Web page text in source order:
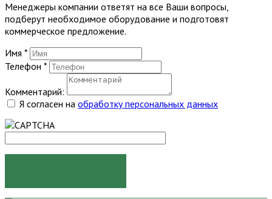
Менеджеры компании ответят на все Ваши вопросы,
подберут необходимое оборудование и подготовят
коммерческое предложение.
Имя *
Телефон *
Комментарий:
Я согласен на обработку персональных данных